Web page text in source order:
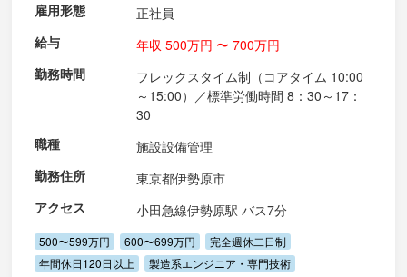
雇用形態
正社員
給与
年収 500万円 〜 700万円
勤務時間
フレックスタイム制（コアタイム 10:00
～15:00）／標準労働時間 8：30～17：
30
職種
施設設備管理
勤務住所
東京都伊勢原市
アクセス
小田急線伊勢原駅 バス7分
500〜599万円 600〜699万円
完全週休二日制
年間休日120日以上
製造系エンジニア・専門技術